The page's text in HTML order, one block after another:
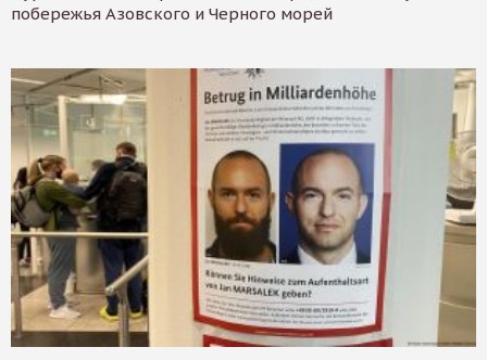
побережья Азовского и Черного морей